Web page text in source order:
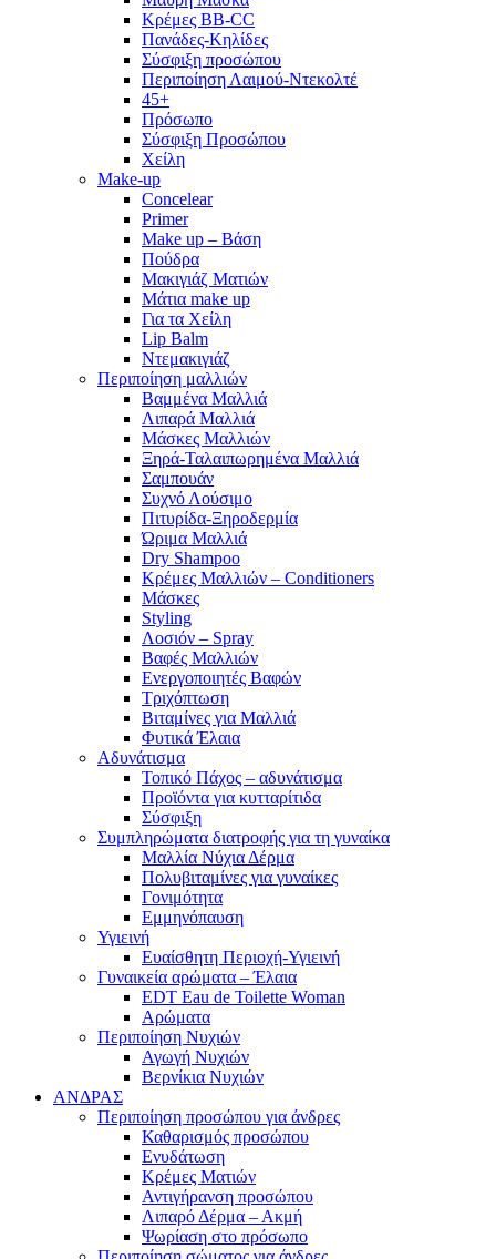
Κρέμες BB-CC
Πανάδες-Κηλίδες
Σύσφιξη προσώπου
Περιποίηση Λαιμού-Ντεκολτέ
45+
Πρόσωπο
Σύσφιξη Προσώπου
Χείλη
Make-up
Concelear
Primer
Make up – Βάση
Πούδρα
Μακιγιάζ Ματιών
Μάτια make up
Για τα Χείλη
Lip Balm
Ντεμακιγιάζ
Περιποίηση μαλλιών
Βαμμένα Μαλλιά
Λιπαρά Μαλλιά
Μάσκες Μαλλιών
Ξηρά-Ταλαιπωρημένα Μαλλιά
Σαμπουάν
Συχνό Λούσιμο
Πιτυρίδα-Ξηροδερμία
Ώριμα Μαλλιά
Dry Shampoo
Κρέμες Μαλλιών – Conditioners
Μάσκες
Styling
Λοσιόν – Spray
Βαφές Μαλλιών
Ενεργοποιητές Βαφών
Τριχόπτωση
Βιταμίνες για Μαλλιά
Φυτικά Έλαια
Αδυνάτισμα
Τοπικό Πάχος – αδυνάτισμα
Προϊόντα για κυτταρίτιδα
Σύσφιξη
Συμπληρώματα διατροφής για τη γυναίκα
Μαλλία Νύχια Δέρμα
Πολυβιταμίνες για γυναίκες
Γονιμότητα
Εμμηνόπαυση
Υγιεινή
Ευαίσθητη Περιοχή-Υγιεινή
Γυναικεία αρώματα – Έλαια
EDT Eau de Toilette Woman
Αρώματα
Περιποίηση Νυχιών
Αγωγή Νυχιών
Βερνίκια Νυχιών
ΑΝΔΡΑΣ
Περιποίηση προσώπου για άνδρες
Καθαρισμός προσώπου
Ενυδάτωση
Κρέμες Ματιών
Αντιγήρανση προσώπου
Λιπαρό Δέρμα – Ακμή
Ψωρίαση στο πρόσωπο